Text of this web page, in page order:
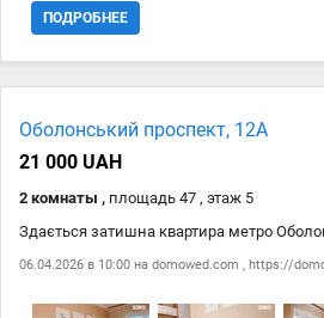
ПОДРОБНЕЕ
Оболонський проспект, 12А
21 000 UAH
2 комнаты , площадь 47 , этаж 5
Здається затишна квартира метро
06.04.2026 в 10:00 на domowed.com , https://